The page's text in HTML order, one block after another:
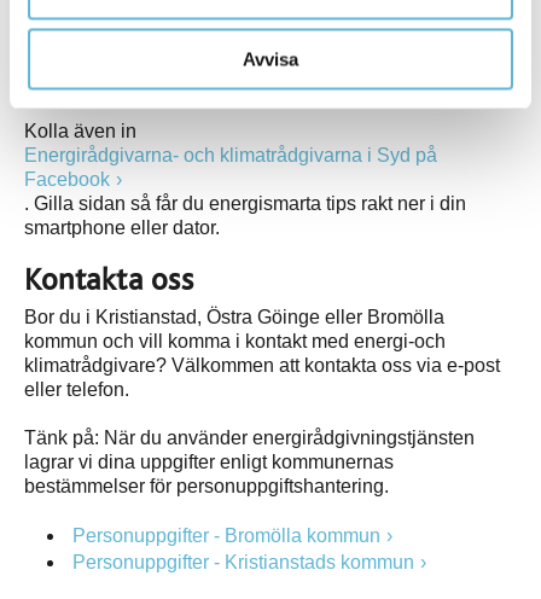
Avvisa
Energi- och klimatrådgivningens webbplats. Där hittar
du energispartips rörande uppvärmning, ventilation,
belysning och mycket annat som rör din hemmiljö.
Kolla även in
Energirådgivarna- och klimatrådgivarna i Syd på
Facebook
. Gilla sidan så får du energismarta tips rakt ner i din
smartphone eller dator.
Kontakta oss
Bor du i Kristianstad, Östra Göinge eller Bromölla
kommun och vill komma i kontakt med energi-och
klimatrådgivare? Välkommen att kontakta oss via e-post
eller telefon.
Tänk på: När du använder energirådgivningstjänsten
lagrar vi dina uppgifter enligt kommunernas
bestämmelser för personuppgiftshantering.
Personuppgifter - Bromölla kommun
Personuppgifter - Kristianstads kommun